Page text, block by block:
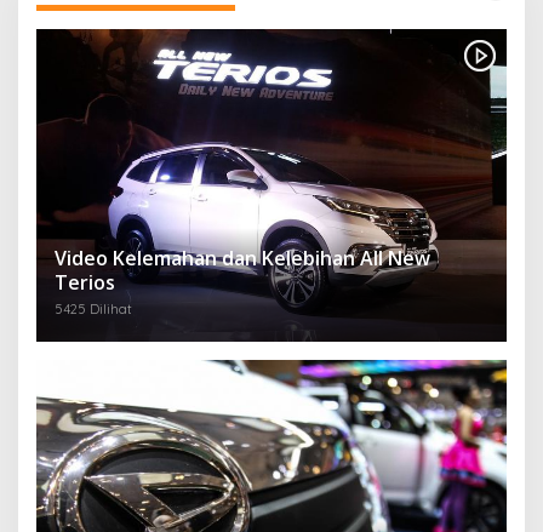
Video Kelemahan dan Kelebihan All New
Terios
5425 Dilihat